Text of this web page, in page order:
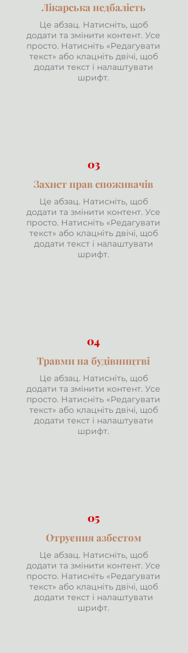
Лікарська недбалість
Це абзац. Натисніть, щоб
додати та змінити контент. Усе
просто. Натисніть «Редагувати
текст» або клацніть двічі, щоб
додати текст і налаштувати
шрифт.
03
Захист прав споживачів
Це абзац. Натисніть, щоб
додати та змінити контент. Усе
просто. Натисніть «Редагувати
текст» або клацніть двічі, щоб
додати текст і налаштувати
шрифт.
04
Травми на будівництві
Це абзац. Натисніть, щоб
додати та змінити контент. Усе
просто. Натисніть «Редагувати
текст» або клацніть двічі, щоб
додати текст і налаштувати
шрифт.
05
Отруєння азбестом
Це абзац. Натисніть, щоб
додати та змінити контент. Усе
просто. Натисніть «Редагувати
текст» або клацніть двічі, щоб
додати текст і налаштувати
шрифт.